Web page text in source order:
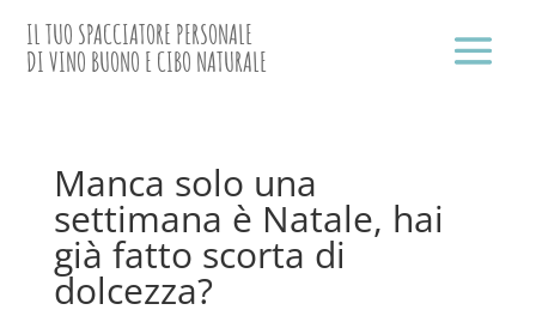
IL TUO SPACCIATORE PERSONALE
DI VINO BUONO E CIBO NATURALE
Manca solo una
settimana è Natale, hai
già fatto scorta di
dolcezza?